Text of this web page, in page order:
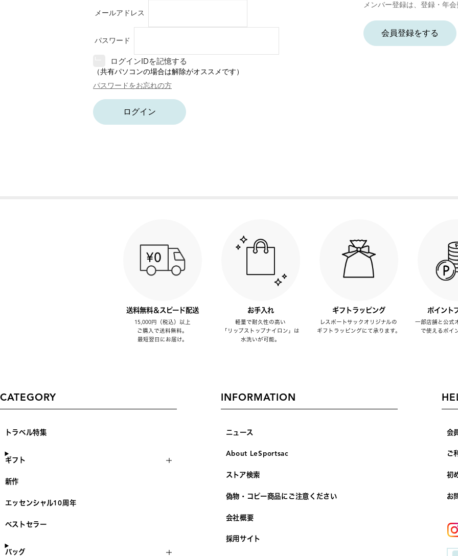
メールアドレス
パスワード
ログインIDを記憶する
（共有パソコンの場合は解除がオススメです）
パスワードをお忘れの方
ログイン
メンバー登録は、登録・年会
会員登録をする
送料無料＆スピード配送
15,000円（税込）以上
ご購入で送料無料。
最短翌日にお届け。
お手入れ
軽量で耐久性の高い
「リップストップナイロン」は
水洗いが可能。
ギフトラッピング
レスポートサックオリジナルの
ギフトラッピングにて承ります。
ポイント
一部店舗と公式
で使えるポイ
CATEGORY
トラベル特集
ギフト
新作
エッセンシャル10周年
ベストセラー
バッグ
INFORMATION
ニュース
About LeSportsac
ストア検索
偽物・コピー商品にご注意ください
会社概要
採用サイト
会
ご
初
お